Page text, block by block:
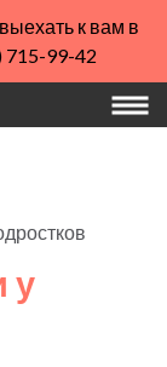
к вам в
715-99-42
у